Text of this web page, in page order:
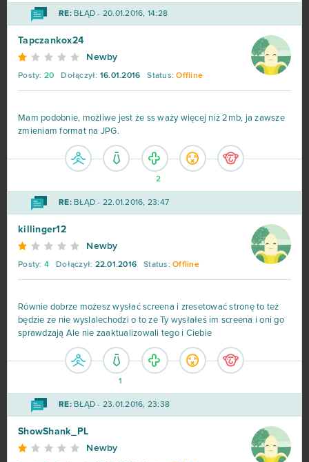
RE:BŁĄD - 20.01.2016, 14:28
Tapczankox24
Newby
Posty: 20 Dołączył: 16.01.2016 Status: Offline
Mam podobnie, możliwe jest że ss waży więcej niż 2mb, ja zawsze
zmieniam format na JPG.
2
RE:BŁĄD - 22.01.2016, 23:47
killinger12
Newby
Posty: 4 Dołączył: 22.01.2016 Status: Offline
Równie dobrze możesz wysłać screena i zresetować stronę to też
będzie ze nie wyslalechodzi o to ze Ty wysłałeś im screena i oni go
sprawdzają Ale nie zaaktualizowali tego i Ciebie
1
RE:BŁĄD - 23.01.2016, 23:38
ShowShank_PL
Newby